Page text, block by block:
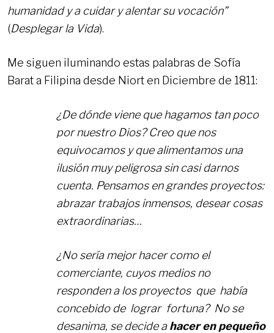
humanidad y a cuidar y alentar su vocación”
(Desplegar la Vida).
Me siguen iluminando estas palabras de Sofía
Barat a Filipina desde Niort en Diciembre de 1811:
¿De dónde viene que hagamos tan poco
por nuestro Dios? Creo que nos
equivocamos y que alimentamos una
ilusión muy peligrosa sin casi darnos
cuenta. Pensamos en grandes proyectos:
abrazar trabajos inmensos, desear cosas
extraordinarias…
¿No sería mejor hacer como el
comerciante, cuyos medios no
responden a los proyectos que había
concebido de lograr fortuna? No se
desanima, se decide ahacer en pequeño